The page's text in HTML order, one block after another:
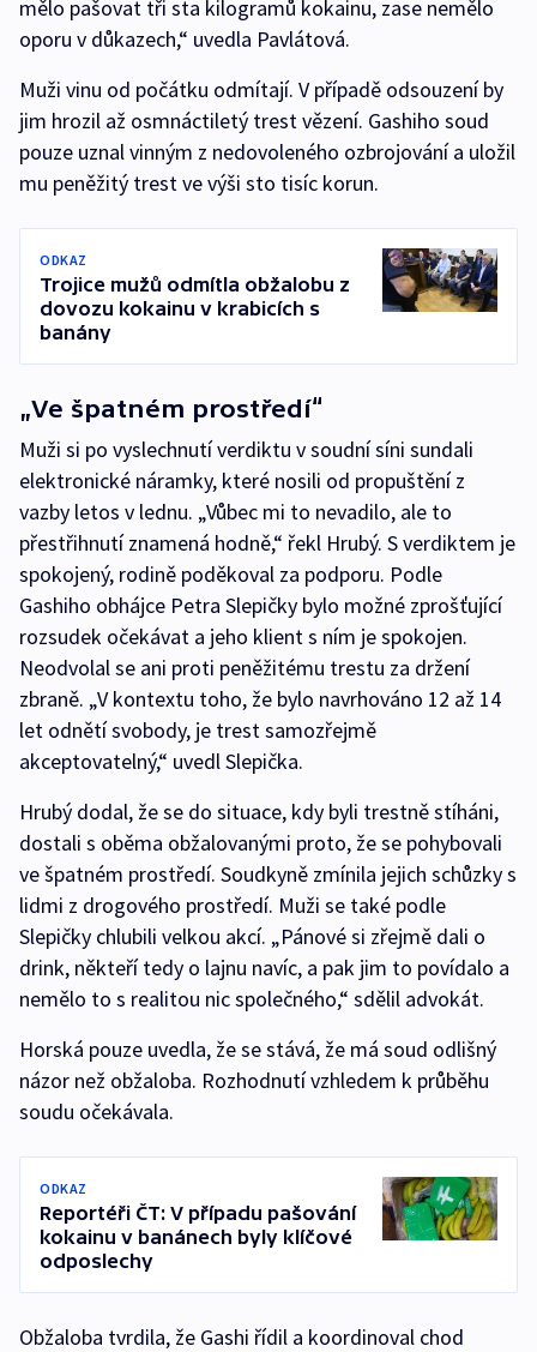
mělo pašovat tři sta kilogramů kokainu, zase nemělo
oporu v důkazech,“ uvedla Pavlátová.
Muži vinu od počátku odmítají. V případě odsouzení by
jim hrozil až osmnáctiletý trest vězení. Gashiho soud
pouze uznal vinným z nedovoleného ozbrojování a uložil
mu peněžitý trest ve výši sto tisíc korun.
ODKAZ
Trojice mužů odmítla obžalobu z
dovozu kokainu v krabicích s
banány
„Ve špatném prostředí“
Muži si po vyslechnutí verdiktu v soudní síni sundali
elektronické náramky, které nosili od propuštění z
vazby letos v lednu. „Vůbec mi to nevadilo, ale to
přestřihnutí znamená hodně,“ řekl Hrubý. S verdiktem je
spokojený, rodině poděkoval za podporu. Podle
Gashiho obhájce Petra Slepičky bylo možné zprošťující
rozsudek očekávat a jeho klient s ním je spokojen.
Neodvolal se ani proti peněžitému trestu za držení
zbraně. „V kontextu toho, že bylo navrhováno 12 až 14
let odnětí svobody, je trest samozřejmě
akceptovatelný,“ uvedl Slepička.
Hrubý dodal, že se do situace, kdy byli trestně stíháni,
dostali s oběma obžalovanými proto, že se pohybovali
ve špatném prostředí. Soudkyně zmínila jejich schůzky s
lidmi z drogového prostředí. Muži se také podle
Slepičky chlubili velkou akcí. „Pánové si zřejmě dali o
drink, někteří tedy o lajnu navíc, a pak jim to povídalo a
nemělo to s realitou nic společného,“ sdělil advokát.
Horská pouze uvedla, že se stává, že má soud odlišný
názor než obžaloba. Rozhodnutí vzhledem k průběhu
soudu očekávala.
ODKAZ
Reportéři ČT: V případu pašování
kokainu v banánech byly klíčové
odposlechy
Obžaloba tvrdila, že Gashi řídil a koordinoval chod